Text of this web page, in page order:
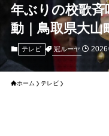
年ぶりの校歌
動｜鳥取県大山
テレビ 冠ルーヤ
ホーム テレビ